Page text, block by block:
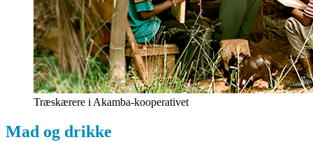
Træskærere i Akamba-kooperativet
Mad og drikke